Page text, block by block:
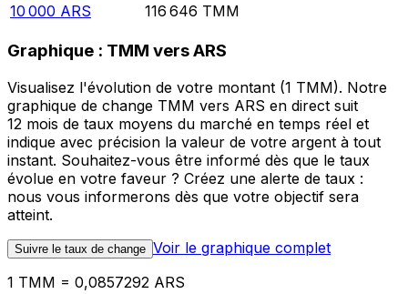
10 000 ARS 116 646 TMM
Graphique : TMM vers ARS
Visualisez l'évolution de votre montant (1 TMM). Notre
graphique de change TMM vers ARS en direct suit
12 mois de taux moyens du marché en temps réel et
indique avec précision la valeur de votre argent à tout
instant. Souhaitez-vous être informé dès que le taux
évolue en votre faveur ? Créez une alerte de taux :
nous vous informerons dès que votre objectif sera
atteint.
Suivre le taux de change Voir le graphique complet
1 TMM = 0,0857292 ARS